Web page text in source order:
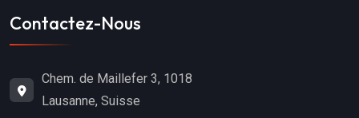
Contactez-Nous
Chem. de Maillefer 3, 1018
Lausanne, Suisse